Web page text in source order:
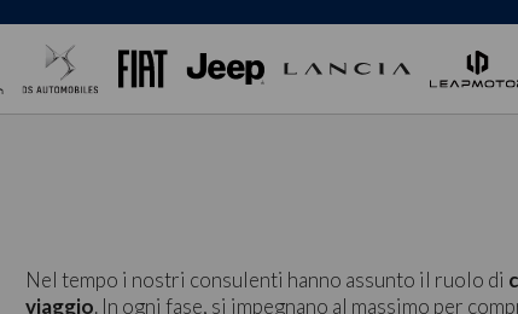
Nel tempo i nostri consulenti hanno assunto il ruolo di
viaggio. In ogni fase, si impegnano al massimo per